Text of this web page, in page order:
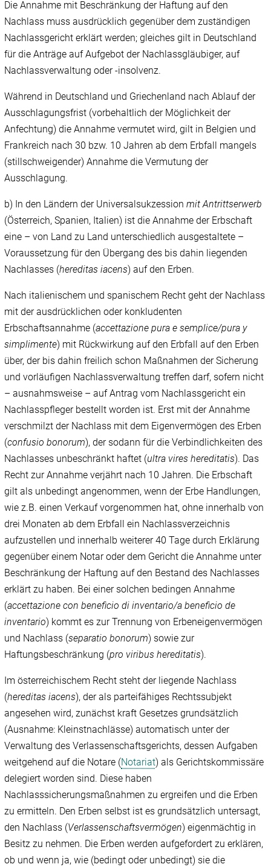
Die Annahme mit Beschränkung der Haftung auf den
Nachlass muss ausdrücklich gegenüber dem zuständigen
Nachlassgericht erklärt werden; gleiches gilt in Deutschland
für die Anträge auf Aufgebot der Nachlassgläubiger, auf
Nachlassverwaltung oder ‑insolvenz.
Während in Deutschland und Griechenland nach Ablauf der
Ausschlagungsfrist (vorbehaltlich der Möglichkeit der
Anfechtung) die Annahme vermutet wird, gilt in Belgien und
Frankreich nach 30 bzw. 10 Jahren ab dem Erbfall mangels
(stillschweigender) Annahme die Vermutung der
Ausschlagung.
b) In den Ländern der Universalsukzessionmit Antrittserwerb
(Österreich, Spanien, Italien) ist die Annahme der Erbschaft
eine – von Land zu Land unterschiedlich ausgestaltete –
Voraussetzung für den Übergang des bis dahin liegenden
Nachlasses (hereditas iacens) auf den Erben.
Nach italienischem und spanischem Recht geht der Nachlass
mit der ausdrücklichen oder konkludenten
Erbschaftsannahme (accettazione pura e semplice/pura y
simplimente) mit Rückwirkung auf den Erbfall auf den Erben
über, der bis dahin freilich schon Maßnahmen der Sicherung
und vorläufigen Nachlassverwaltung treffen darf, sofern nicht
– ausnahmsweise – auf Antrag vom Nachlassgericht ein
Nachlasspfleger bestellt worden ist. Erst mit der Annahme
verschmilzt der Nachlass mit dem Eigenvermögen des Erben
(confusio bonorum), der sodann für die Verbindlichkeiten des
Nachlasses unbeschränkt haftet (ultra vires hereditatis). Das
Recht zur Annahme verjährt nach 10 Jahren. Die Erbschaft
gilt als unbedingt angenommen, wenn der Erbe Handlungen,
wie z.B. einen Verkauf vorgenommen hat, ohne innerhalb von
drei Monaten ab dem Erbfall ein Nachlassverzeichnis
aufzustellen und innerhalb weiterer 40 Tage durch Erklärung
gegenüber einem Notar oder dem Gericht die Annahme unter
Beschränkung der Haftung auf den Bestand des Nachlasses
erklärt zu haben. Bei einer solchen bedingen Annahme
(accettazione con beneficio di inventario/a beneficio de
inventario) kommt es zur Trennung von Erbeneigenvermögen
und Nachlass (separatio bonorum) sowie zur
Haftungsbeschränkung (pro viribus hereditatis).
Im österreichischem Recht steht der liegende Nachlass
(hereditas iacens), der als parteifähiges Rechtssubjekt
angesehen wird, zunächst kraft Gesetzes grundsätzlich
(Ausnahme: Kleinstnachlässe) automatisch unter der
Verwaltung des Verlassenschaftsgerichts, dessen Aufgaben
weitgehend auf die Notare (Notariat) als Gerichtskommissäre
delegiert worden sind. Diese haben
Nachlasssicherungsmaßnahmen zu ergreifen und die Erben
zu ermitteln. Den Erben selbst ist es grundsätzlich untersagt,
den Nachlass (Verlassenschaftsvermögen) eigenmächtig in
Besitz zu nehmen. Die Erben werden aufgefordert zu erklären,
ob und wenn ja, wie (bedingt oder unbedingt) sie die